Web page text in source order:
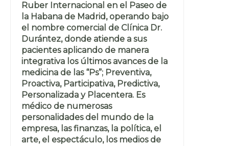
Ruber Internacional en el Paseo de
la Habana de Madrid, operando bajo
el nombre comercial de Clínica Dr.
Durántez, donde atiende a sus
pacientes aplicando de manera
integrativa los últimos avances de la
medicina de las “Ps”; Preventiva,
Proactiva, Participativa, Predictiva,
Personalizada y Placentera. Es
médico de numerosas
personalidades del mundo de la
empresa, las finanzas, la política, el
arte, el espectáculo, los medios de